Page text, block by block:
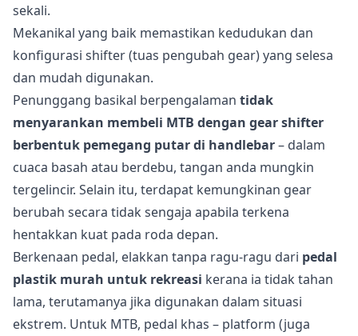
sekali.
Mekanikal yang baik memastikan kedudukan dan
konfigurasi shifter (tuas pengubah gear) yang selesa
dan mudah digunakan.
Penunggang basikal berpengalaman tidak
menyarankan membeli MTB dengan gear shifter
berbentuk pemegang putar di handlebar– dalam
cuaca basah atau berdebu, tangan anda mungkin
tergelincir. Selain itu, terdapat kemungkinan gear
berubah secara tidak sengaja apabila terkena
hentakkan kuat pada roda depan.
Berkenaan pedal, elakkan tanpa ragu-ragu dari pedal
plastik murah untuk rekreasi kerana ia tidak tahan
lama, terutamanya jika digunakan dalam situasi
ekstrem. Untuk MTB, pedal khas – platform (juga